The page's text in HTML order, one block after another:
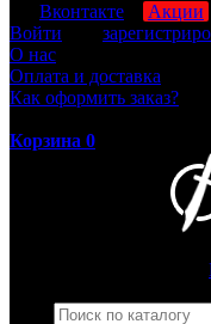
Вконтакте Акции
Войти
О нас
Оплата и доставка
Как оформить заказ?
Корзина 0